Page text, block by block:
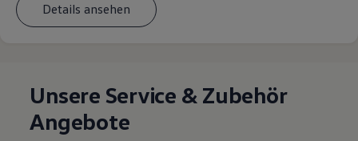
Details ansehen
Unsere Service & Zubehör
Angebote